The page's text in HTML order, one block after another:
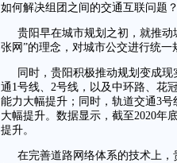
如何解决组团之间的交通互联问题？
贵阳早在城市规划之初，就推
张网”的理念，对城市公交进行统一
同时，贵阳积极推动规划变成
通1号线、2号线，以及中环路、花
能力大幅提升；同时，轨道交通3
大幅提升。数据显示，截至2020年
提升。
在完善道路网络体系的技术上